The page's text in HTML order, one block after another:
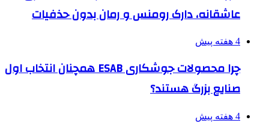
عاشقانه، دارک رومنس و رمان بدون حذفیات
4 هفته پیش
چرا محصولات جوشکاری ESAB همچنان انتخاب اول
صنایع بزرگ هستند؟
4 هفته پیش